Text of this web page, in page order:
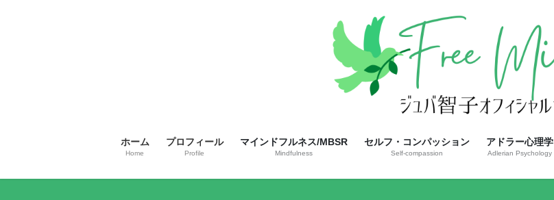
ホーム
Home
プロフィール
Profile
マインドフルネス/MBSR
Mindfulness
セルフ・コンパッション
Self-compassion
アドラー心理学
Adlerian Psychology